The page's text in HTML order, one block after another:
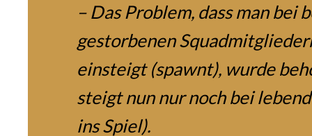
– Das Problem, dass man bei
gestorbenen
einsteigt (spawnt), wurde
steigt nun nur noch bei
ins Spiel).